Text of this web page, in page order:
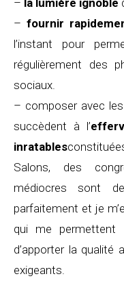
– la lumière ignoble
–fournir
l’instant pour
régulièrement des
sociaux.
– composer avec les
succèdent à l’
inratables
Salons, des
médiocres sont
parfaitement et je
qui me permettent
d’apporter la
exigeants.